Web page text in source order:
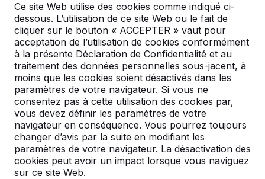
Ce site Web utilise des cookies comme indiqué ci-
dessous. L’utilisation de ce site Web ou le fait de
cliquer sur le bouton « ACCEPTER » vaut pour
acceptation de l’utilisation de cookies conformément
à la présente Déclaration de Confidentialité et au
traitement des données personnelles sous-jacent, à
moins que les cookies soient désactivés dans les
paramètres de votre navigateur. Si vous ne
consentez pas à cette utilisation des cookies par,
vous devez définir les paramètres de votre
navigateur en conséquence. Vous pourrez toujours
changer d’avis par la suite en modifiant les
paramètres de votre navigateur. La désactivation des
cookies peut avoir un impact lorsque vous naviguez
sur ce site Web.
Ensembles pique-nique